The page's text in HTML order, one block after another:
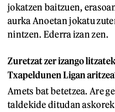
jokatzen baitzuen,
aurka Anoetan jokatu
nintzen. Ederra izan zen.
Zuretzat zer izango
Txapeldunen Ligan
Amets bat betetzea. Are
taldekide ditudan